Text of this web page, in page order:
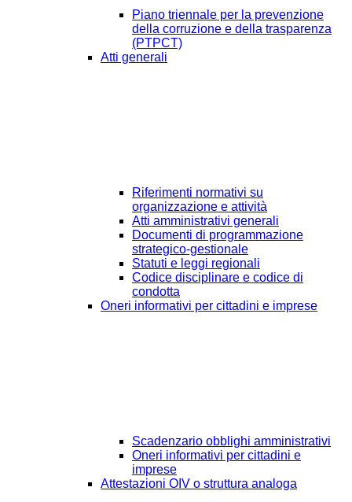
Piano triennale per la prevenzione
della corruzione e della trasparenza
(PTPCT)
Atti generali
Riferimenti normativi su
organizzazione e attività
Atti amministrativi generali
Documenti di programmazione
strategico-gestionale
Statuti e leggi regionali
Codice disciplinare e codice di
condotta
Oneri informativi per cittadini e imprese
Scadenzario obblighi amministrativi
Oneri informativi per cittadini e
imprese
Attestazioni OIV o struttura analoga